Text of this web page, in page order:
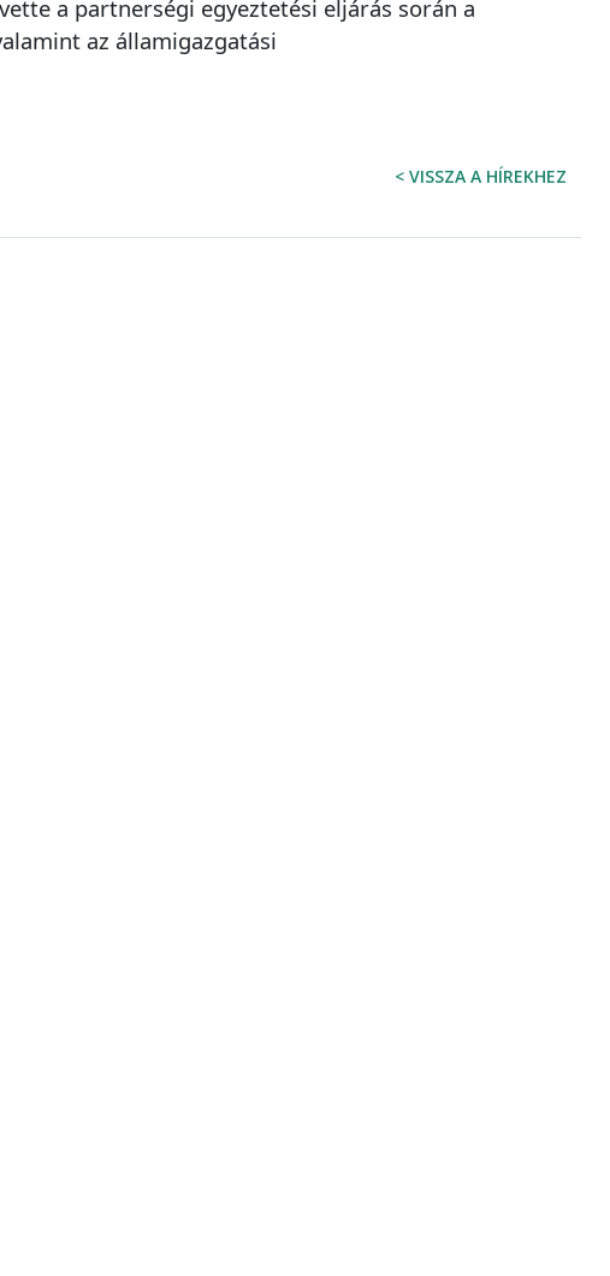
a partnerségi egyeztetési eljárás során a
az államigazgatási
< VISSZA A HÍREKHEZ